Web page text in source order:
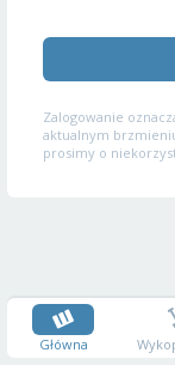
Zalogowanie
aktualnym
prosimy o
Główna